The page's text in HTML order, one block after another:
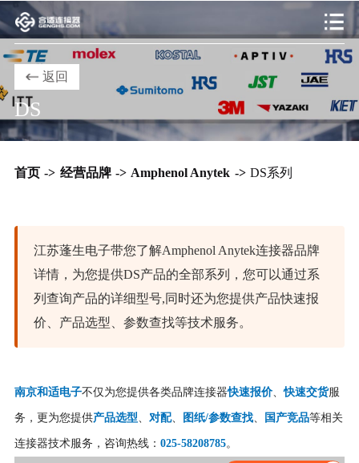
返回
DS
首页 -> 经营品牌 -> Amphenol Anytek -> DS系列
江苏蓬生电子带您了解Amphenol Anytek连接器品牌
详情，为您提供DS产品的全部系列，您可以通过系
列查询产品的详细型号,同时还为您提供产品快速报
价、产品选型、参数查找等技术服务。
南京和适电子不仅为您提供各类品牌连接器快速报价、快速交货服
务，更为您提供产品选型 对配、 图纸/参数查找、 国产竞品等相关
连接器技术服务，咨询热线： 025-58208785。